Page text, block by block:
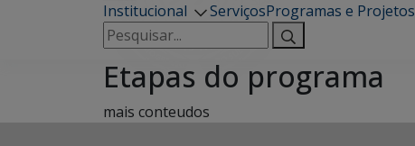
Institucional ServiçosProgramas e Projetos
Pesquisar
por:
Etapas do programa
mais conteudos